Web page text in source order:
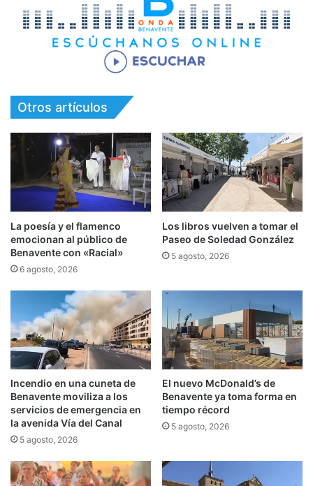
Otros artículos
La poesía y el flamenco
emocionan al público de
Benavente con «Racial»
6 agosto, 2026
Los libros vuelven a tomar el
Paseo de Soledad González
5 agosto, 2026
Incendio en una cuneta de
Benavente moviliza a los
servicios de emergencia en
la avenida Vía del Canal
5 agosto, 2026
El nuevo McDonald’s de
Benavente ya toma forma en
tiempo récord
5 agosto, 2026